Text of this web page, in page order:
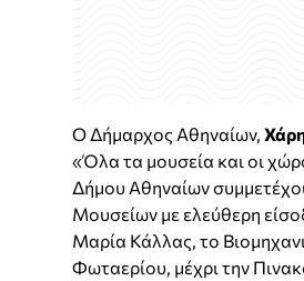
Ο Δήμαρχος Αθηναίων,
«Όλα τα μουσεία και οι
Δήμου Αθηναίων
Μουσείων με ελεύθερη
Μαρία Κάλλας, το
Φωταερίου, μέχρι την